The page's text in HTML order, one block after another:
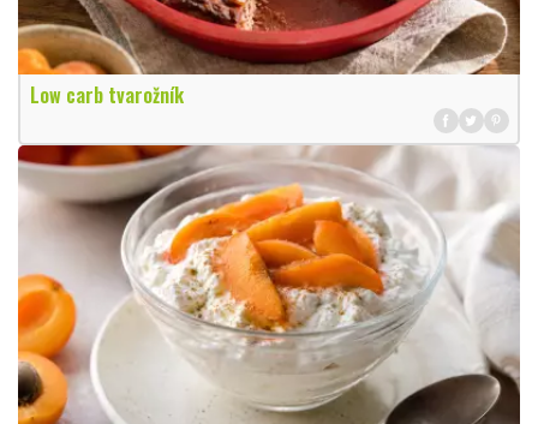
Low carb tvarožník